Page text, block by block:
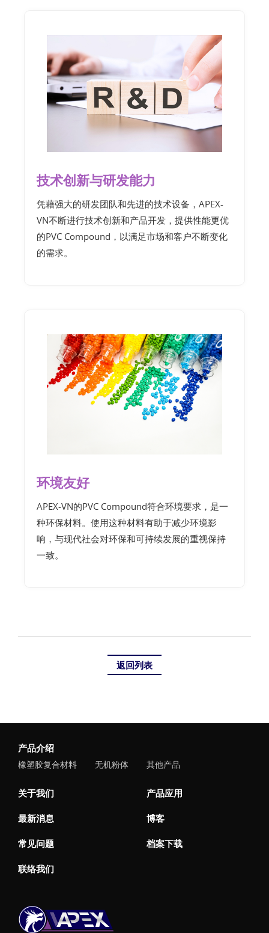
技术创新与研发能力
凭藉强大的研发团队和先进的技术设备，APEX-
VN不断进行技术创新和产品开发，提供性能更优
的PVC Compound，以满足市场和客户不断变化
的需求。
环境友好
APEX-VN的PVC Compound符合环境要求，是一
种环保材料。使用这种材料有助于减少环境影
响，与现代社会对环保和可持续发展的重视保持
一致。
返回列表
产品介绍
橡塑胶复合材料 无机粉体 其他产品
关于我们 产品应用
最新消息 博客
常见问题 档案下载
联络我们